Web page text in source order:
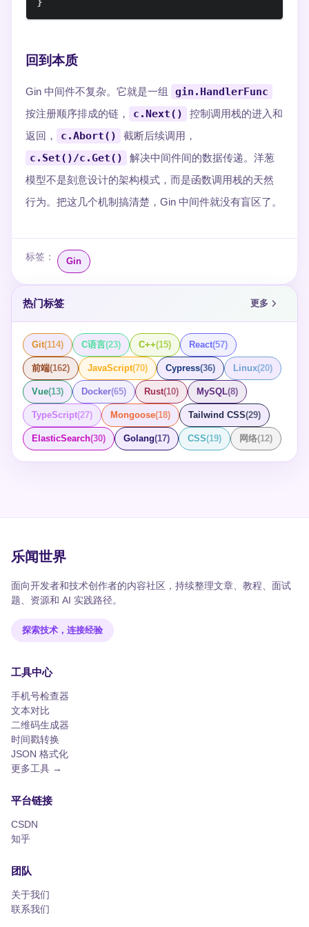
回到本质
Gin 中间件不复杂。它就是一组 gin.HandlerFunc
按注册顺序排成的链， c.Next()
控制调用栈的进入和
返回，
c.Abort() 截断后续调用，
c.Set()/c.Get()
解决中间件间的数据传递。洋葱
模型不是刻意设计的架构模式，而是函数调用栈的天然
行为。把这几个机制搞清楚，Gin 中间件就没有盲区了。
标签： Gin
热门标签 更多
Git(114) C语言(23) C++(15) React(57)
前端(162) JavaScript(70) Cypress(36) Linux(20)
Vue(13) Docker(65) Rust(10) MySQL(8)
TypeScript(27) Mongoose(18) Tailwind CSS(29)
ElasticSearch(30) Golang(17) CSS(19) 网络(12)
乐闻世界
面向开发者和技术创作者的内容社区，持续整理文章、教程、面试
题、资源和 AI 实践路径。
探索技术，连接经验
工具中心
手机号检查器
文本对比
二维码生成器
时间戳转换
JSON 格式化
更多工具 →
平台链接
CSDN
知乎
团队
关于我们
联系我们